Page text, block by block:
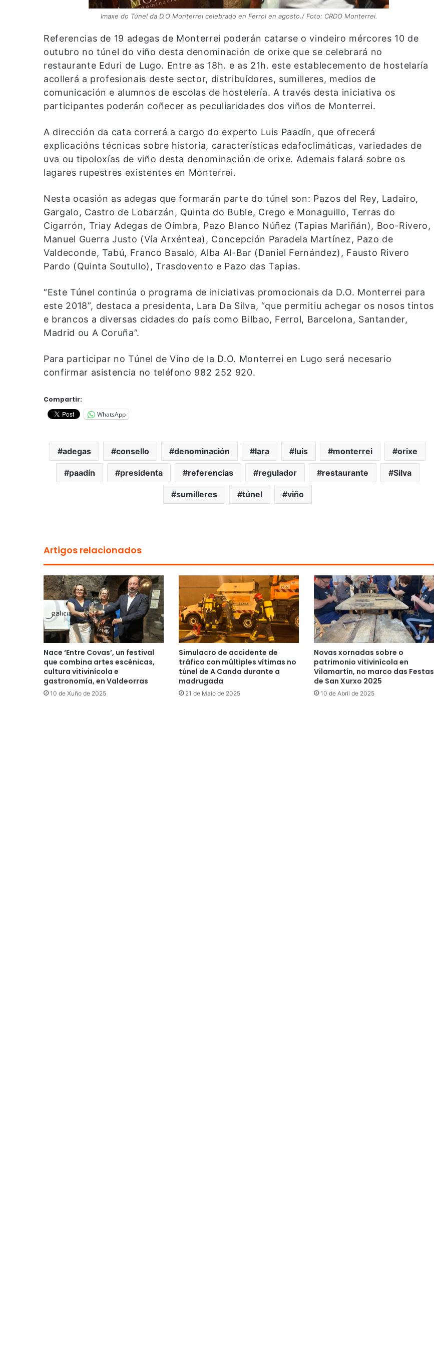
Imaxe do Túnel da D.O Monterrei celebrado en Ferrol en agosto./ Foto: CRDO Monterrei.
Referencias de 19 adegas de Monterrei poderán catarse o vindeiro mércores 10 de
outubro no túnel do viño desta denominación de orixe que se celebrará no
restaurante Eduri de Lugo. Entre as 18h. e as 21h. este establecemento de hostelaría
acollerá a profesionais deste sector, distribuídores, sumilleres, medios de
comunicación e alumnos de escolas de hostelería. A través desta iniciativa os
participantes poderán coñecer as peculiaridades dos viños de Monterrei.
A dirección da cata correrá a cargo do experto Luis Paadín, que ofrecerá
explicacións técnicas sobre historia, características edafoclimáticas, variedades de
uva ou tipoloxías de viño desta denominación de orixe. Ademais falará sobre os
lagares rupestres existentes en Monterrei.
Nesta ocasión as adegas que formarán parte do túnel son: Pazos del Rey, Ladairo,
Gargalo, Castro de Lobarzán, Quinta do Buble, Crego e Monaguillo, Terras do
Cigarrón, Triay Adegas de Oímbra, Pazo Blanco Núñez (Tapias Mariñán), Boo-Rivero,
Manuel Guerra Justo (Vía Arxéntea), Concepción Paradela Martínez, Pazo de
Valdeconde, Tabú, Franco Basalo, Alba Al-Bar (Daniel Fernández), Fausto Rivero
Pardo (Quinta Soutullo), Trasdovento e Pazo das Tapias.
“Este Túnel continúa o programa de iniciativas promocionais da D.O. Monterrei para
este 2018”, destaca a presidenta, Lara Da Silva, “que permitiu achegar os nosos tintos
e brancos a diversas cidades do país como Bilbao, Ferrol, Barcelona, Santander,
Madrid ou A Coruña”.
Para participar no Túnel de Vino de la D.O. Monterrei en Lugo será necesario
confirmar asistencia no teléfono 982 252 920.
Compartir:
WhatsApp
adegas consello denominación lara luis monterrei orixe
paadín presidenta referencias regulador restaurante Silva
sumilleres túnel viño
Artigos relacionados
Nace ‘Entre Covas’, un festival
que combina artes escénicas,
cultura vitivinícola e
gastronomía, en Valdeorras
10 de Xuño de 2025
Simulacro de accidente de
tráfico con múltiples vítimas no
túnel de A Canda durante a
madrugada
21 de Maio de 2025
Novas xornadas sobre o
patrimonio vitivinícola en
Vilamartín, no marco das Festas
de San Xurxo 2025
10 de Abril de 2025